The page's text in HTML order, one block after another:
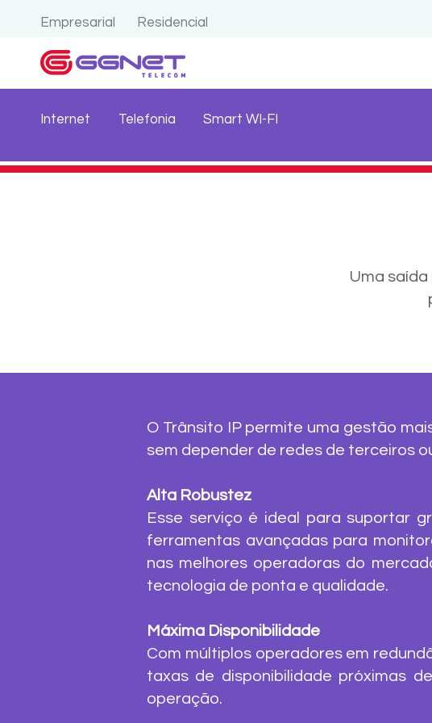
Empresarial Residencial
Internet Telefonia Smart WI-FI
Uma
O Trânsito IP permite uma gestão
sem depender de redes de terceiros
Alta Robustez
Esse serviço é ideal para suportar
ferramentas avançadas para
nas melhores operadoras do
tecnologia de ponta e qualidade.
Máxima Disponibilidade
Com múltiplos operadores em
taxas de disponibilidade próximas
operação.